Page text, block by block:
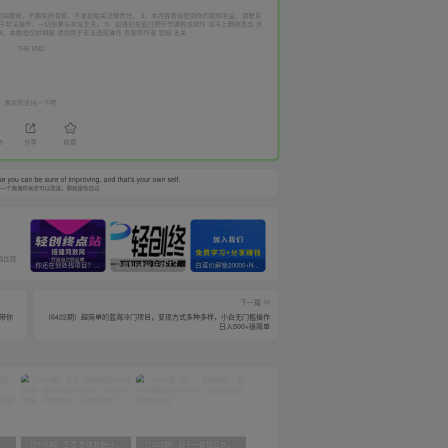
服务，不拥有所有权，不承担相关法律责任。 3、本内容若侵犯到你的版权利益，请联系
法操作，一切后果与本站无关。 5、如遇到充值付费环节课程或软件 请马上删除退出 涉
本教程仅供揭秘 请勿用于非法违规操作 否则和作者 官网 无关
THE END
喜欢就支持一下吧
分享 收藏
you can be sure of improving, and that's your own self.
个角落你肯定可以改进，那就是你自己
比较
你还在到处找项目？还在当韭菜？我靠卖项目一个月收入5万+，曾经我也是个失败者。 全网VIP课程 无损下载~ 白菜价解锁20000+N个赚钱机会，加入轻创终点站会员，全站资源免费学习。
你
下一篇
（6422期）超简单的蓝海冷门项目，变现方式多种多样，小白无门槛操作
日入500+很简单
照片改漫画，一单9.9-19.9，一部手机实现月入过万 （7106期）生意·参谋数据分析培训班：解决商家4大痛点，学会分析数据，打造爆款！ （7835期）双十一变现狂欢，单账号稳定出券50-300，无脑式操作